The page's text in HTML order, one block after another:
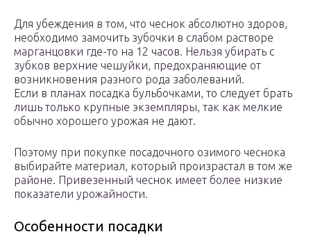
Для убеждения в том, что чеснок абсолютно здоров,
необходимо замочить зубочки в слабом растворе
марганцовки где-то на 12 часов. Нельзя убирать с
зубков верхние чешуйки, предохраняющие от
возникновения разного рода заболеваний.
Если в планах посадка бульбочками, то следует брать
лишь только крупные экземпляры, так как мелкие
обычно хорошего урожая не дают.
Поэтому при покупке посадочного озимого чеснока
выбирайте материал, который произрастал в том же
районе. Привезенный чеснок имеет более низкие
показатели урожайности.
Особенности посадки